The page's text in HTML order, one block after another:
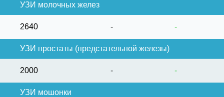
УЗИ молочных желез
2640 - -
УЗИ простаты (предстательной железы)
2000 - -
УЗИ мошонки